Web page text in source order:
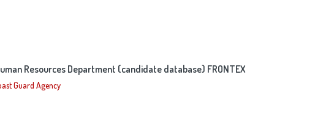
Resources Department (candidate database) FRONTEX
Guard Agency